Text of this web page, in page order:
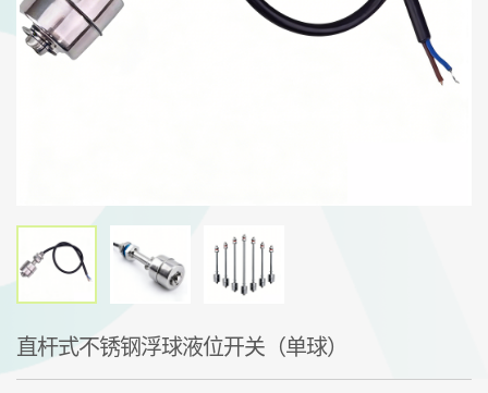
直杆式不锈钢浮球液位开关（单球）